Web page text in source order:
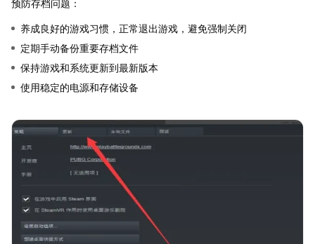
预防存档问题：
养成良好的游戏习惯，正常退出游戏，避免强制关闭
定期手动备份重要存档文件
保持游戏和系统更新到最新版本
使用稳定的电源和存储设备